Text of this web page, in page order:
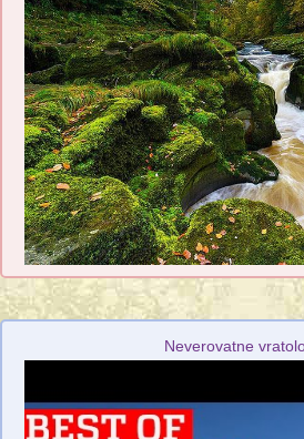
Neverovatne